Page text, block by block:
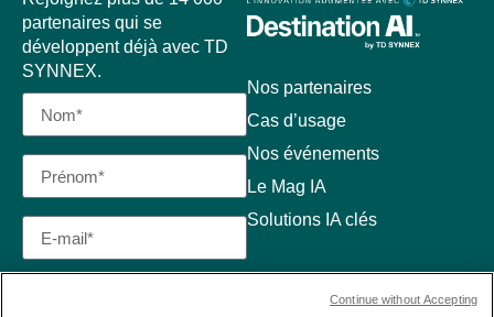
Nos partenaires
Cas d’usage
Nos événements
Le Mag IA
Solutions IA clés
partenaires qui se
développent déjà avec TD
SYNNEX.
Continue without Accepting